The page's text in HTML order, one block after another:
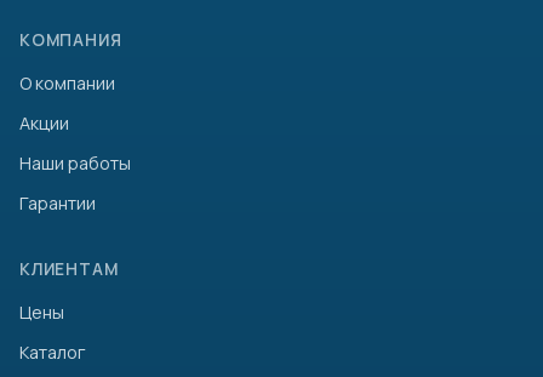
КОМПАНИЯ
О компании
Акции
Наши работы
Гарантии
КЛИЕНТАМ
Цены
Каталог